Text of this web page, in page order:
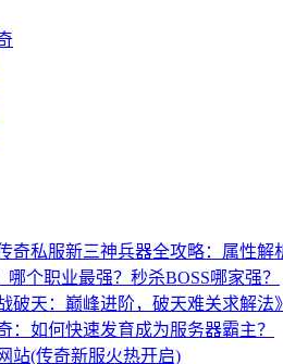
奇私服新三神兵器全攻略：属性解
哪个职业最强？秒杀BOSS哪家强？
破天：巅峰进阶，破天难关求解法》
：如何快速发育成为服务器霸主？
站(传奇新服火热开启)